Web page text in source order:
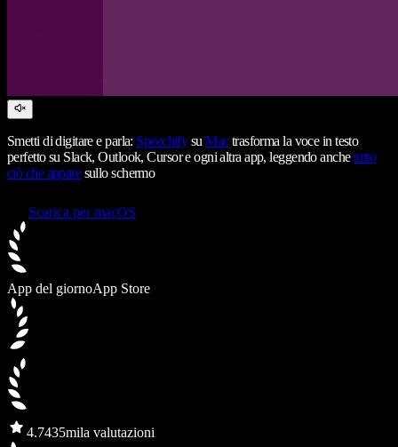
Smetti di digitare e parla: SpeechifysuMactrasforma la voce in testo
perfetto su Slack, Outlook, Cursor e ogni altra app, leggendo anchetutto
ciò che apparesullo schermo
Scarica per macOS
App del giornoApp Store
4.7435mila valutazioni